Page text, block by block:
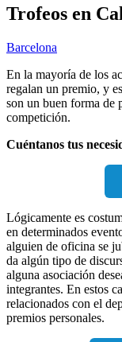
Trofeos en
Barcelona
En la mayoría de los
regalan un premio, y
son un buen forma de
competición.
Cuéntanos tus
Lógicamente es
en determinados
alguien de oficina se
da algún tipo de
alguna asociación
integrantes. En estos
relacionados con el
premios personales.